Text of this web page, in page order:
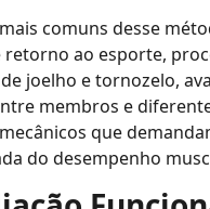
comuns desse
retorno ao esporte,
joelho e tornozelo,
membros e
que
do desempenho